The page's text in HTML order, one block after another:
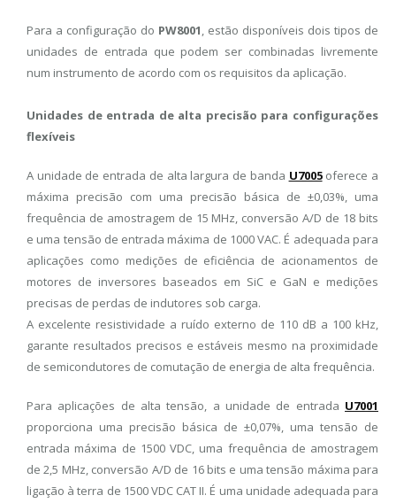
Para a configuração do PW8001, estão disponíveis dois tipos de
unidades de entrada que podem ser combinadas livremente
num instrumento de acordo com os requisitos da aplicação.
Unidades de entrada de alta precisão para configurações
flexíveis
A unidade de entrada de alta largura de banda U7005oferece a
máxima precisão com uma precisão básica de ±0,03%, uma
frequência de amostragem de 15 MHz, conversão A/D de 18 bits
e uma tensão de entrada máxima de 1000 VAC. É adequada para
aplicações como medições de eficiência de acionamentos de
motores de inversores baseados em SiC e GaN e medições
precisas de perdas de indutores sob carga.
A excelente resistividade a ruído externo de 110 dB a 100 kHz,
garante resultados precisos e estáveis ​​mesmo na proximidade
de semicondutores de comutação de energia de alta frequência.
Para aplicações de alta tensão, a unidade de entrada U7001
proporciona uma precisão básica de ±0,07%, uma tensão de
entrada máxima de 1500 VDC, uma frequência de amostragem
de 2,5 MHz, conversão A/D de 16 bits e uma tensão máxima para
ligação à terra de 1500 VDC CAT II. É uma unidade adequada para